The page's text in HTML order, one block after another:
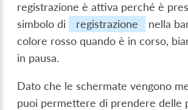
registrazione è attiva perché è
simbolo di
registrazione
nella
colore rosso quando è in corso,
in pausa.
Dato che le schermate vengono
puoi permettere di prendere delle